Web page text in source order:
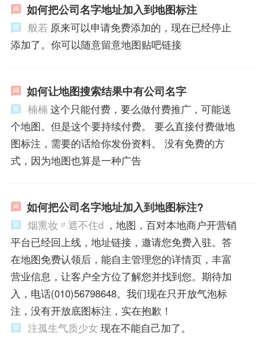
如何把公司名字地址加入到地图标注
般若 原来可以申请免费添加的，现在已经停止
添加了。你可以随意留意地图贴吧链接
如何让地图搜索结果中有公司名字
楠楠这个只能付费，要么做付费推广，可能送
个地图。但是这个要持续付费。 要么直接付费做地
图标注，需要的话给你发份资料。 没有免费的方
式，因为地图也算是一种广告
如何把公司名字地址加入到地图标注?
烟熏妆〃遮不住d ，地图，百对本地商户开营销
平台已经回上线，地址链接，邀请您免费入驻。答
在地图免费认领后，能自主管理您的详情页，丰富
营业信息，让客户全方位了解您并找到您。期待加
入，电话(010)56798648。我们现在只开放气泡标
注，没有开放底图标注，实在抱歉！
注孤生气质少女现在不能自己加了。